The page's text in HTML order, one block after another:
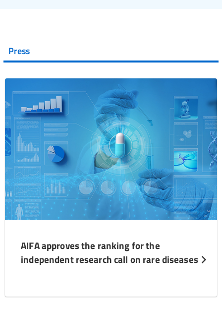
Press
AIFA approves the ranking for the
independent research call on rare diseases